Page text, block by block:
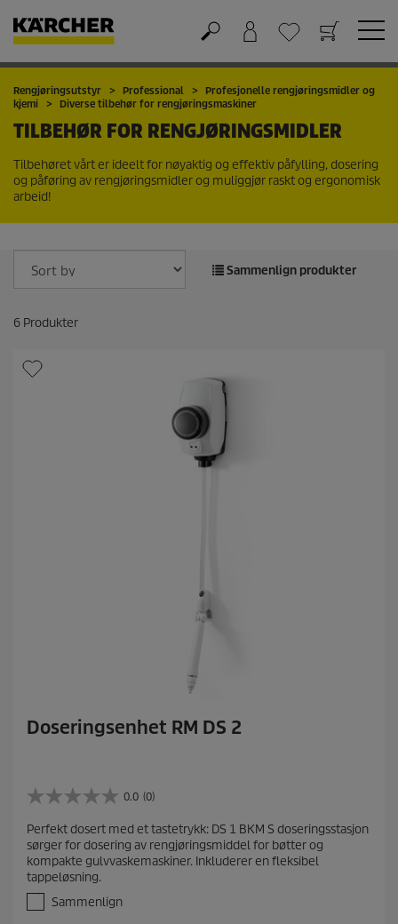
Handlekurv
Ønskeliste
Rengjøringsutstyr Professional
Profesjonelle rengjøringsmidler og
kjemi
Diverse tilbehør for rengjøringsmaskiner
TILBEHØR FOR RENGJØRINGSMIDLER
Tilbehøret vårt er ideelt for nøyaktig og effektiv påfylling, dosering
og påføring av rengjøringsmidler og muliggjør raskt og ergonomisk
arbeid!
Sammenlign produkter
6 Produkter
Doseringsenhet RM DS 2
0.0 (0)
0
0
a
v
5
t
Perfekt dosert med et tastetrykk: DS 1 BKM S doseringsstasjon
sørger for dosering av rengjøringsmiddel for bøtter og
kompakte gulvvaskemaskiner. Inkluderer en fleksibel
tappeløsning.
Sammenlign